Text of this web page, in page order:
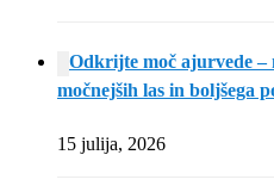
Odkrijte moč ajurvede –
močnejših las in boljšega
15 julija, 2026